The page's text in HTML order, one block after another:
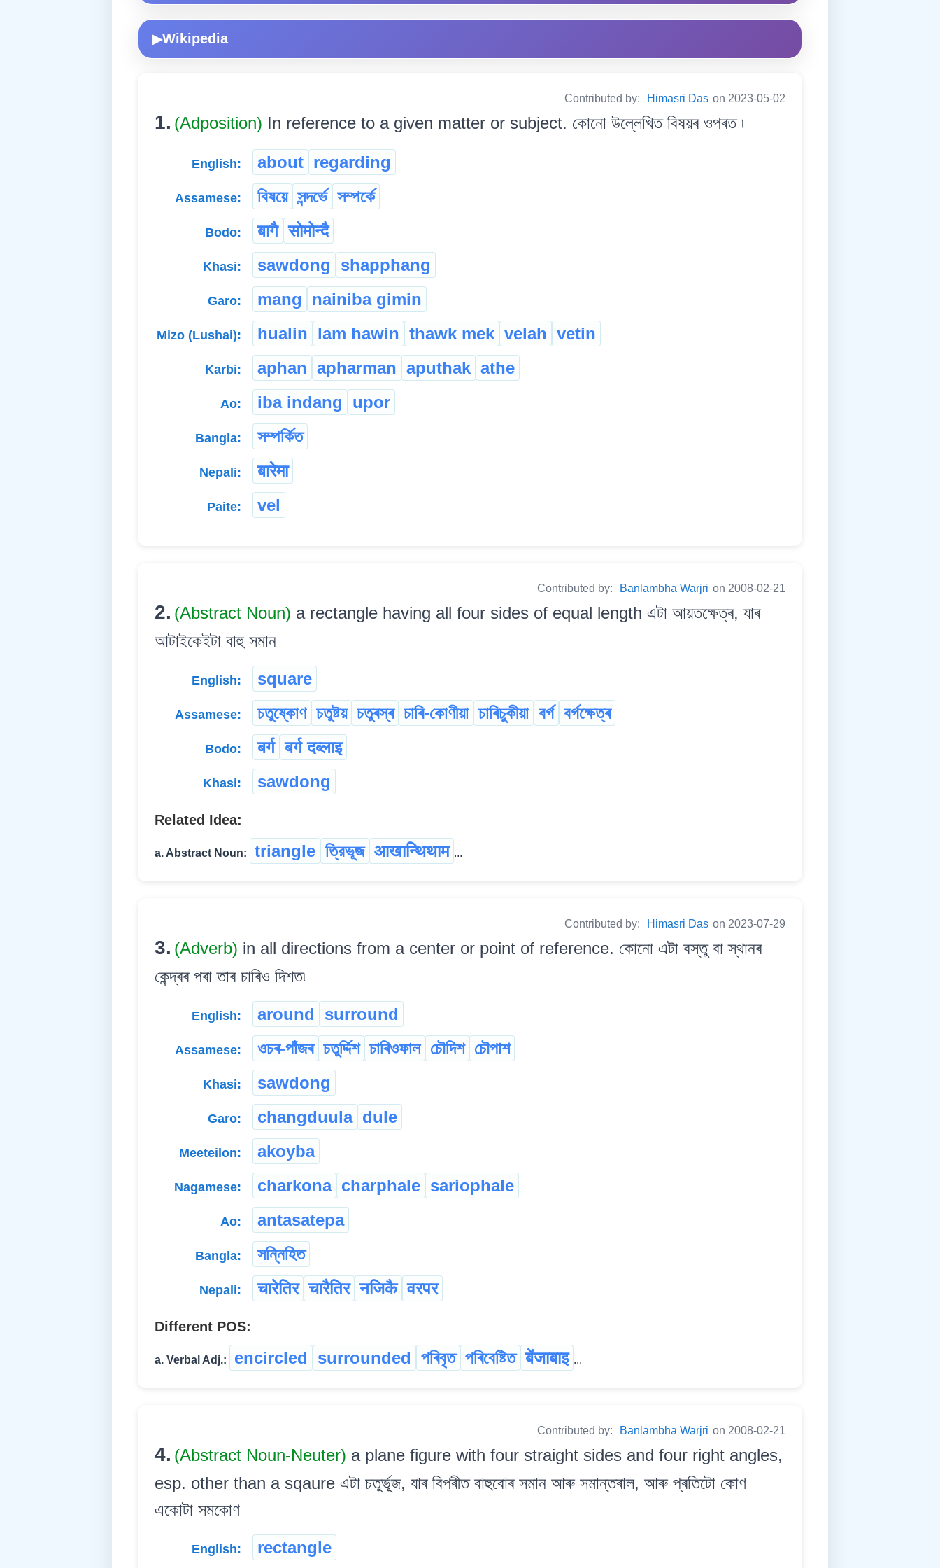
▶Wikipedia
Contributed by: Himasri Das on 2023-05-02
1. (Adposition) In reference to a given matter or subject. কোনো উল্লেখিত বিষয়ৰ ওপৰত ৷
English: about regarding
Assamese: বিষয়ে সন্দৰ্ভে সম্পৰ্কে
Bodo: बागै सोमोन्दै
Khasi: sawdong shapphang
Garo: mang nainiba gimin
Mizo (Lushai): hualin lam hawin thawk mek velah vetin
Karbi: aphan apharman aputhak athe
Ao: iba indang upor
Bangla: সম্পৰ্কিত
Nepali: बारेमा
Paite: vel
Contributed by: Banlambha Warjri on 2008-02-21
2. (Abstract Noun) a rectangle having all four sides of equal length এটা আয়তক্ষেত্ৰ, যাৰ
আটাইকেইটা বাহু সমান
English: square
Assamese: চতুষ্কোণ চতুষ্টয় চতুৰস্ৰ চাৰি-কোণীয়া চাৰিচুকীয়া বৰ্গ বৰ্গক্ষেত্ৰ
Bodo: बर्ग बर्ग दब्लाइ
Khasi: sawdong
Related Idea:
a. Abstract Noun: triangle ত্রিভূজ आखान्थिथाम ...
Contributed by: Himasri Das on 2023-07-29
3. (Adverb) in all directions from a center or point of reference. কোনো এটা বস্তু বা স্থানৰ
কেন্দ্ৰৰ পৰা তাৰ চাৰিও দিশত৷
English: around surround
Assamese: ওচৰ-পাঁজৰ চতুৰ্দ্দিশ চাৰিওফাল চৌদিশ চৌপাশ
Khasi: sawdong
Garo: changduula dule
Meeteilon: akoyba
Nagamese: charkona charphale sariophale
Ao: antasatepa
Bangla: সন্নিহিত
Nepali: चारेतिर चारैतिर नजिकै वरपर
Different POS:
a. Verbal Adj.: encircled surrounded পৰিবৃত পৰিবেষ্টিত बेंजाबाइ ...
Contributed by: Banlambha Warjri on 2008-02-21
4. (Abstract Noun-Neuter) a plane figure with four straight sides and four right angles,
esp. other than a sqaure এটা চতুৰ্ভূজ, যাৰ বিপৰীত বাহুবোৰ সমান আৰু সমান্তৰাল, আৰু প্ৰতিটো কোণ
একোটা সমকোণ
English: rectangle